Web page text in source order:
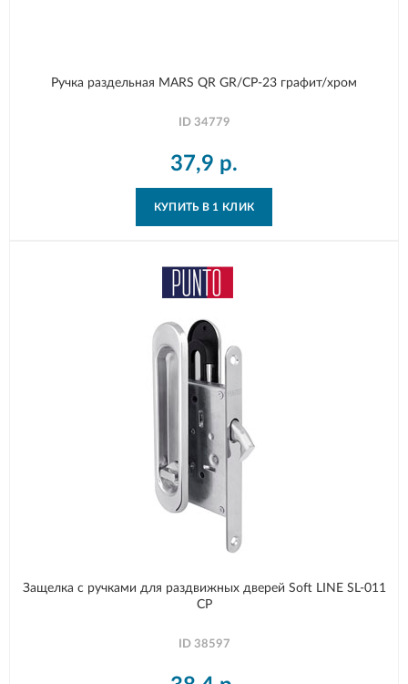
Ручка раздельная MARS QR GR/CP-23 графит/хром
ID 34779
37,9 р.
КУПИТЬ В 1 КЛИК
Защелка с ручками для раздвижных дверей Soft LINE SL-011
CP
ID 38597